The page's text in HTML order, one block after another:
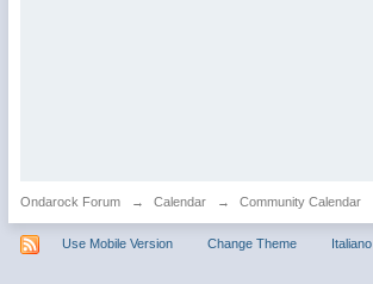
Ondarock Forum → Calendar → Community Calendar
Use Mobile Version Change Theme Italiano